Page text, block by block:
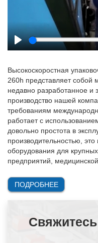
Play
Высокоскоростная
260h представляет собой
недавно разработанное
производство нашей
требованиям
работает с
довольно простота в
производительностью,
оборудования для
предприятий,
ПОДРОБНЕЕ